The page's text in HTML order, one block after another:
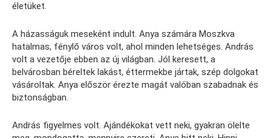
életüket.
A házasságuk meseként indult. Anya számára Moszkva
hatalmas, fénylő város volt, ahol minden lehetséges. András
volt a vezetője ebben az új világban. Jól keresett, a
belvárosban béreltek lakást, éttermekbe jártak, szép dolgokat
vásároltak. Anya először érezte magát valóban szabadnak és
biztonságban.
András figyelmes volt. Ajándékokat vett neki, gyakran ölelte